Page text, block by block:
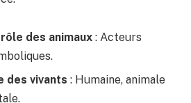
des animaux : Acteurs
des vivants : Humaine, animale